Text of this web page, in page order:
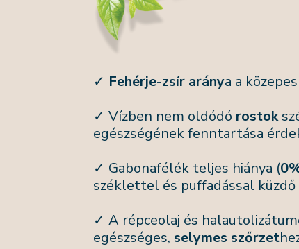
✓ Fehérje-zsír aránya a
✓ Vízben nem oldódó rostok
egészségének fenntartása
✓ Gabonafélék teljes hiánya (
széklettel és puffadással küzdő
✓ A répceolaj és
egészséges, selymes szőrzet